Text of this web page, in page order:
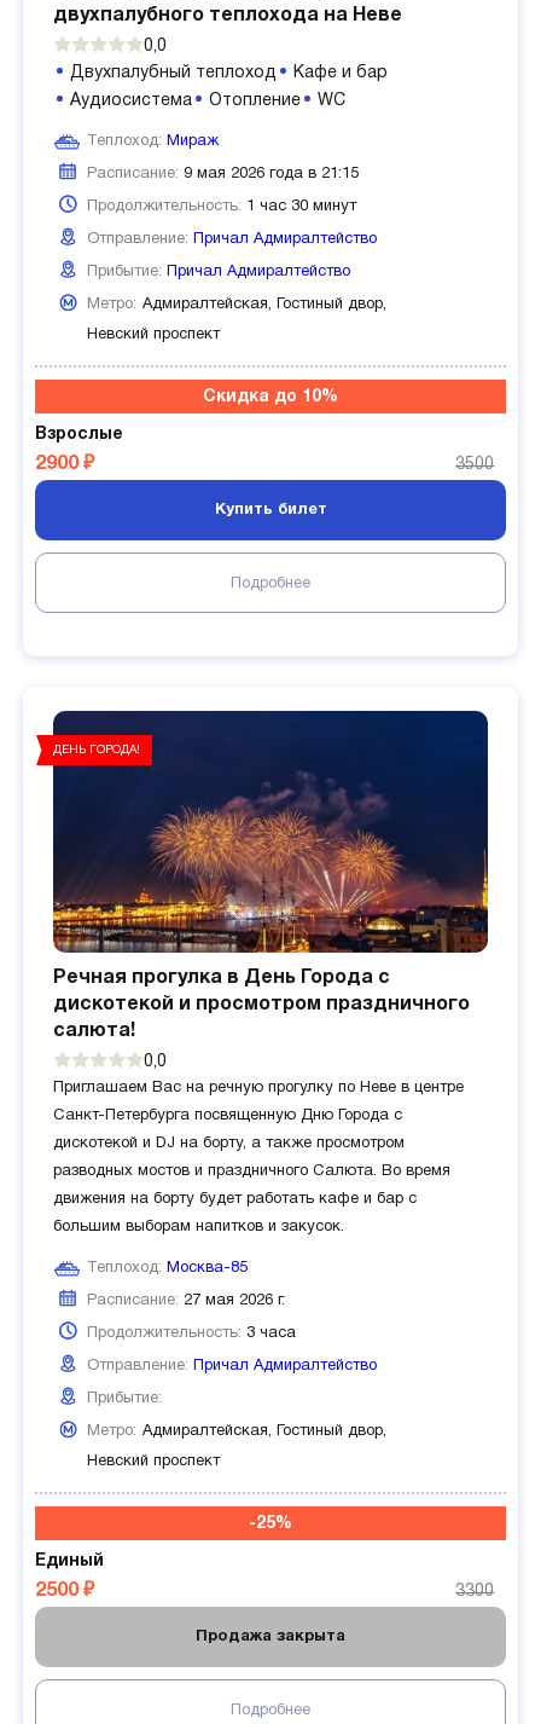
двухпалубного теплохода на Неве
0,0
Двухпалубный теплоход
Кафе и бар
Аудиосистема
Отопление WC
Теплоход: Мираж
Расписание: 9 мая 2026 года в 21:15
Продолжительность: 1 час 30 минут
Отправление: Причал Адмиралтейство
Прибытие: Причал Адмиралтейство
Метро: Адмиралтейская, Гостиный двор,
Невский проспект
Скидка до 10%
Взрослые
3500
2900 ₽
Купить билет
Подробнее
ДЕНЬ ГОРОДА!
Речная прогулка в День Города с
дискотекой и просмотром праздничного
салюта!
0,0
Приглашаем Вас на речную прогулку по Неве в центре
Санкт-Петербурга посвященную Дню Города с
дискотекой и DJ на борту, а также просмотром
разводных мостов и праздничного Салюта. Во время
движения на борту будет работать кафе и бар с
большим выборам напитков и закусок.
Теплоход: Москва-85
Расписание: 27 мая 2026 г.
Продолжительность: 3 часа
Отправление: Причал Адмиралтейство
Прибытие:
Метро: Адмиралтейская, Гостиный двор,
Невский проспект
-25%
Единый
3300
2500 ₽
Продажа закрыта
Подробнее